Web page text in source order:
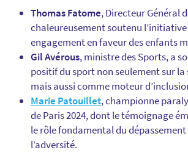
Thomas Fatome, Directeur Général
chaleureusement soutenu
engagement en faveur des enfants
Gil Avérous, ministre des Sports, a
positif du sport non seulement sur
mais aussi comme moteur
Marie Patouillet, championne
de Paris 2024, dont le témoignage
le rôle fondamental du dépassement
l’adversité.